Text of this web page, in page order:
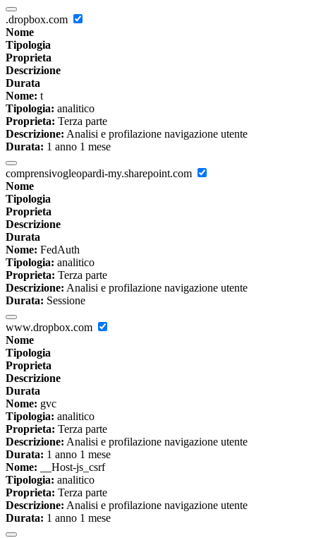
.dropbox.com
Nome
Tipologia
Proprieta
Descrizione
Durata
Nome: t
Tipologia: analitico
Proprieta: Terza parte
Descrizione: Analisi e profilazione navigazione utente
Durata: 1 anno 1 mese
comprensivogleopardi-my.sharepoint.com
Nome
Tipologia
Proprieta
Descrizione
Durata
Nome: FedAuth
Tipologia: analitico
Proprieta: Terza parte
Descrizione: Analisi e profilazione navigazione utente
Durata: Sessione
www.dropbox.com
Nome
Tipologia
Proprieta
Descrizione
Durata
Nome: gvc
Tipologia: analitico
Proprieta: Terza parte
Descrizione: Analisi e profilazione navigazione utente
Durata: 1 anno 1 mese
Nome: __Host-js_csrf
Tipologia: analitico
Proprieta: Terza parte
Descrizione: Analisi e profilazione navigazione utente
Durata: 1 anno 1 mese